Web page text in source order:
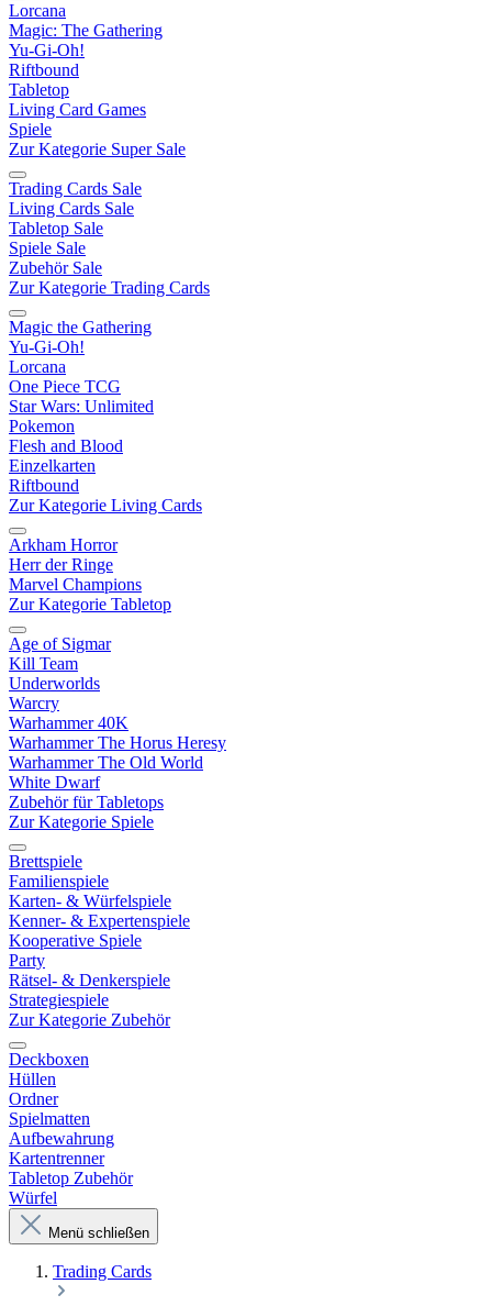
Lorcana
Magic: The Gathering
Yu-Gi-Oh!
Riftbound
Tabletop
Living Card Games
Spiele
Zur Kategorie Super Sale
Trading Cards Sale
Living Cards Sale
Tabletop Sale
Spiele Sale
Zubehör Sale
Zur Kategorie Trading Cards
Magic the Gathering
Yu-Gi-Oh!
Lorcana
One Piece TCG
Star Wars: Unlimited
Pokemon
Flesh and Blood
Einzelkarten
Riftbound
Zur Kategorie Living Cards
Arkham Horror
Herr der Ringe
Marvel Champions
Zur Kategorie Tabletop
Age of Sigmar
Kill Team
Underworlds
Warcry
Warhammer 40K
Warhammer The Horus Heresy
Warhammer The Old World
White Dwarf
Zubehör für Tabletops
Zur Kategorie Spiele
Brettspiele
Familienspiele
Karten- & Würfelspiele
Kenner- & Expertenspiele
Kooperative Spiele
Party
Rätsel- & Denkerspiele
Strategiespiele
Zur Kategorie Zubehör
Deckboxen
Hüllen
Ordner
Spielmatten
Aufbewahrung
Kartentrenner
Tabletop Zubehör
Würfel
Menü schließen
Trading Cards